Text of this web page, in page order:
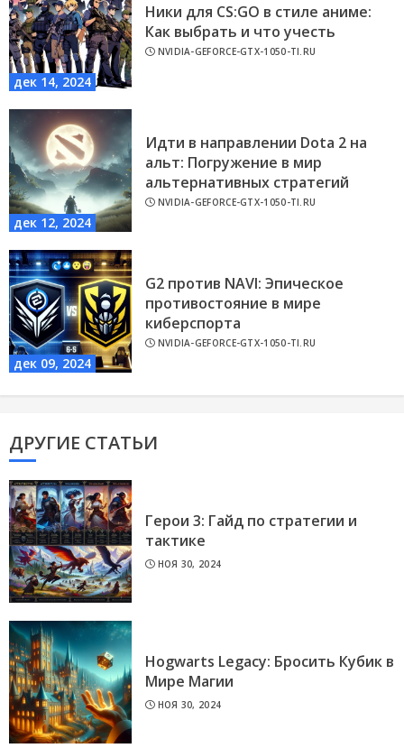
дек 14, 2024
Ники для CS:GO в стиле аниме:
Как выбрать и что учесть
NVIDIA-GEFORCE-GTX-1050-TI.RU
дек 12, 2024
Идти в направлении Dota 2 на
альт: Погружение в мир
альтернативных стратегий
NVIDIA-GEFORCE-GTX-1050-TI.RU
дек 09, 2024
G2 против NAVI: Эпическое
противостояние в мире
киберспорта
NVIDIA-GEFORCE-GTX-1050-TI.RU
ДРУГИЕ СТАТЬИ
Герои 3: Гайд по стратегии и
тактике
НОЯ 30, 2024
Hogwarts Legacy: Бросить Кубик в
Мире Магии
НОЯ 30, 2024